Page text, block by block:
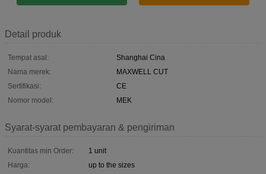
Detail produk
Tempat asal:
Shanghai Cina
Nama merek:
MAXWELL CUT
Sertifikasi:
CE
Nomor model:
MEK
Syarat-syarat pembayaran & pengiriman
Kuantitas min Order:
1 unit
Harga:
up to the sizes